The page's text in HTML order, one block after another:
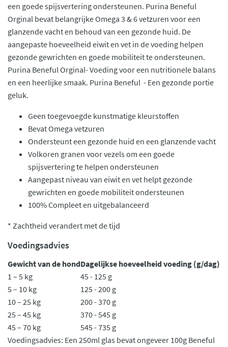
een goede spijsvertering ondersteunen. Purina Beneful
Orginal bevat belangrijke Omega 3 & 6 vetzuren voor een
glanzende vacht en behoud van een gezonde huid. De
aangepaste hoeveelheid eiwit en vet in de voeding helpen
gezonde gewrichten en goede mobiliteit te ondersteunen.
Purina Beneful Orginal- Voeding voor een nutritionele balans
en een heerlijke smaak. Purina Beneful - Een gezonde portie
geluk.
Geen toegevoegde kunstmatige kleurstoffen
Bevat Omega vetzuren
Ondersteunt een gezonde huid en een glanzende vacht
Volkoren granen voor vezels om een goede
spijsvertering te helpen ondersteunen
Aangepast niveau van eiwit en vet helpt gezonde
gewrichten en goede mobiliteit ondersteunen
100% Compleet en uitgebalanceerd
* Zachtheid verandert met de tijd
Voedingsadvies
Gewicht van de hondDagelijkse hoeveelheid voeding (g/dag)
1 – 5 kg
45 - 125 g
5 – 10 kg
125 - 200 g
10 – 25 kg
200 - 370 g
25 – 45 kg
370 - 545 g
45 – 70 kg
545 - 735 g
Voedingsadvies: Een 250ml glas bevat ongeveer 100g Beneful